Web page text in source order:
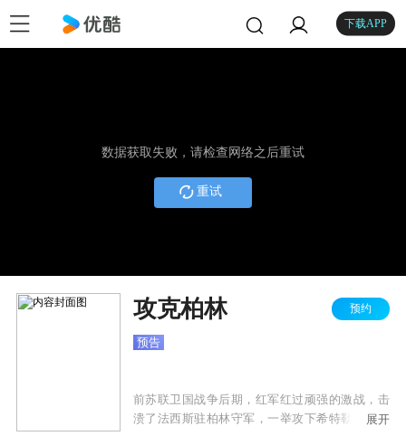
下载APP
数据获取失败，请检查网络之后重试
重试
攻克柏林 预约
预告
前苏联卫国战争后期，红军红过顽强的激战，击
溃了法西斯驻柏林守军，一举攻下希特勒老巢柏
展开